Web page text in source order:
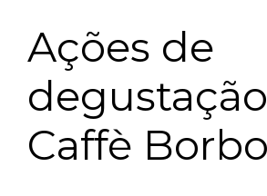
Ações de
Caffè